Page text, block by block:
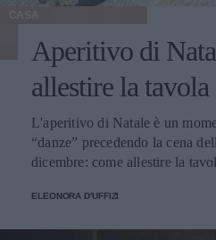
Aperitivo di
allestire la tavola
L'aperitivo di Natale è un
“danze” precedendo la cena
dicembre: come allestire la
ELEONORA D'UFFIZI